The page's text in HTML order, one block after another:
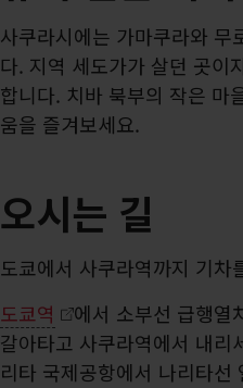
사쿠라시에는 가마쿠라와 무
다. 지역 세도가가 살던 곳이
합니다. 치바 북부의 작은 마
움을 즐겨보세요.
오시는 길
도쿄에서 사쿠라역까지 기차
도쿄역
에서 소부선 급행열
갈아타고 사쿠라역에서 내
리타 국제공항에서 나리타